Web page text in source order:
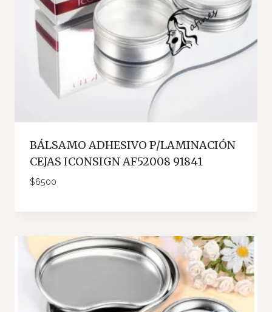
BÁLSAMO ADHESIVO P/LAMINACIÓN
CEJAS ICONSIGN AF52008 91841
$6500